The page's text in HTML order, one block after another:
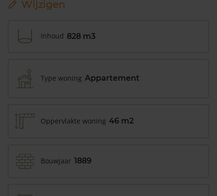
Wijzigen
Inhoud 828 m3
Type woning Appartement
Oppervlakte woning 46 m2
Bouwjaar 1889